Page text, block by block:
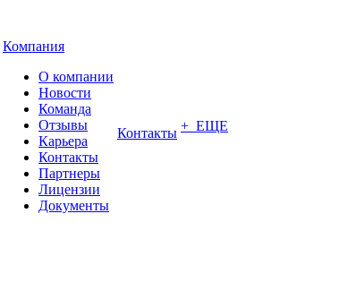
Компания
О компании
Новости
Команда
Отзывы
Карьера
Контакты
Партнеры
Лицензии
Документы
Контакты + ЕЩЕ